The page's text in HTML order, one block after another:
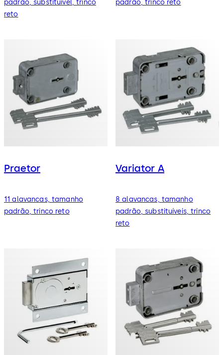
padrão, substituível, trinco
reto
padrão, trinco reto
Praetor
11 alavancas, tamanho
padrão, trinco reto
Variator A
8 alavancas, tamanho
padrão, substituíveis, trinco
reto